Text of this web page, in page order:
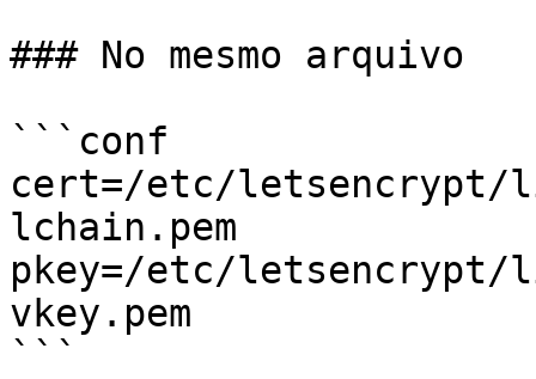
### No mesmo arquivo
```conf
cert=/etc/letsencrypt/
lchain.pem
pkey=/etc/letsencrypt/
vkey.pem
```